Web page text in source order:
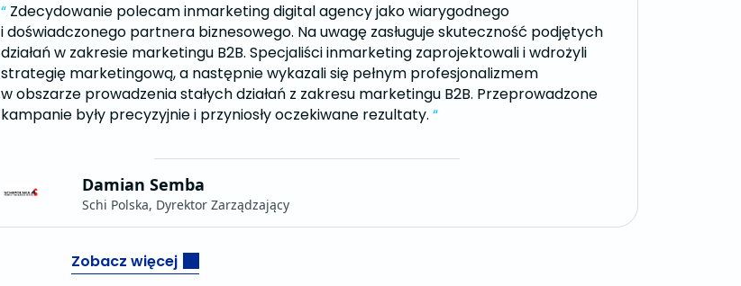
“ Zdecydowanie polecam inmarketing digital agency jako wiarygodnego
i doświadczonego partnera biznesowego. Na uwagę zasługuje skuteczność podjętych
działań w zakresie marketingu B2B. Specjaliści inmarketing zaprojektowali i wdrożyli
strategię marketingową, a następnie wykazali się pełnym profesjonalizmem
w obszarze prowadzenia stałych działań z zakresu marketingu B2B. Przeprowadzone
kampanie były precyzyjnie i przyniosły oczekiwane rezultaty. “
Damian Semba
Schi Polska, Dyrektor Zarządzający
Zobacz więcej